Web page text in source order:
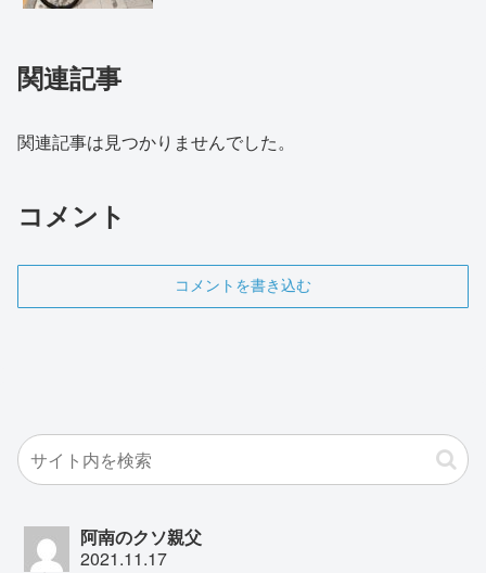
関連記事
関連記事は見つかりませんでした。
コメント
コメントを書き込む
阿南のクソ親父
2021.11.17